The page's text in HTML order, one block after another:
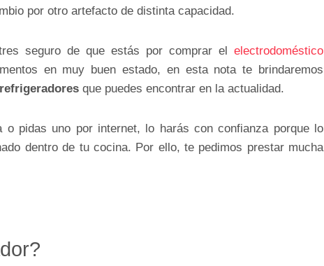
por otro artefacto de distinta capacidad.
seguro de que estás por comprar el electrodoméstico
en muy buen estado, en esta nota te brindaremos
que puedes encontrar en la actualidad.
pidas uno por internet, lo harás con confianza porque lo
dentro de tu cocina. Por ello, te pedimos prestar mucha